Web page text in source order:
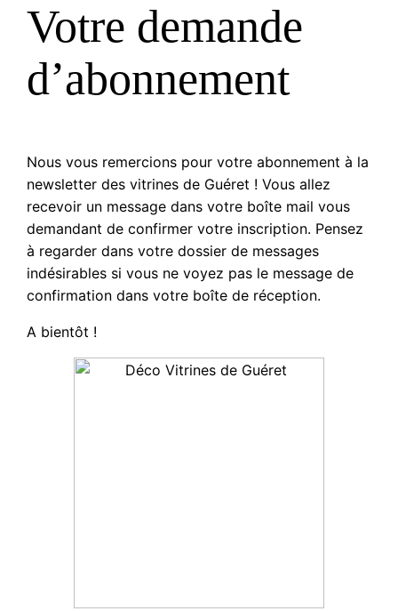
Votre demande
d’abonnement
Nous vous remercions pour votre abonnement à la
newsletter des vitrines de Guéret ! Vous allez
recevoir un message dans votre boîte mail vous
demandant de confirmer votre inscription. Pensez
à regarder dans votre dossier de messages
indésirables si vous ne voyez pas le message de
confirmation dans votre boîte de réception.
A bientôt !